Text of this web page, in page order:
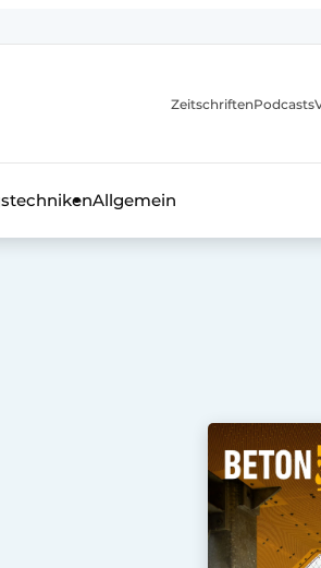
Beton- und Stahlbauindustrie
ZeitschriftenPodcasts
Allgemein